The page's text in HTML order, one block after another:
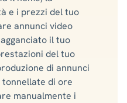
e i prezzi del tuo
annunci video
il tuo
del tuo
di annunci
di ore
manualmente i